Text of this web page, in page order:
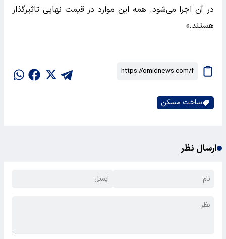
در آن اجرا می‌شود. همه این موارد در قیمت نهایی تاثیرگذار
هستند.»
ساخت مسکن
ارسال نظر